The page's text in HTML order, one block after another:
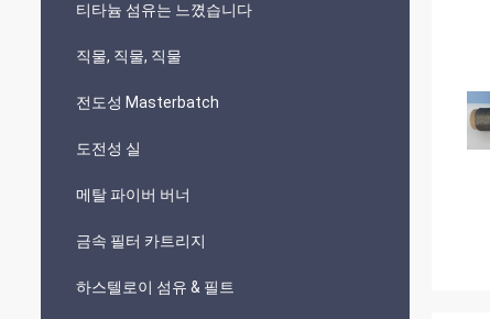
티타늄 섬유는 느꼈습니다
직물, 직물, 직물
전도성 Masterbatch
도전성 실
메탈 파이버 버너
금속 필터 카트리지
하스텔로이 섬유 & 필트